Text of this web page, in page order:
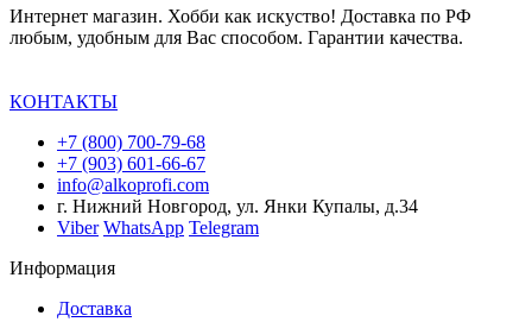
Интернет магазин. Хобби как искуство! Доставка по РФ
любым, удобным для Вас способом. Гарантии качества.
КОНТАКТЫ
+7 (800) 700-79-68
+7 (903) 601-66-67
info@alkoprofi.com
г. Нижний Новгород, ул. Янки Купалы, д.34
Viber WhatsApp Telegram
Информация
Доставка